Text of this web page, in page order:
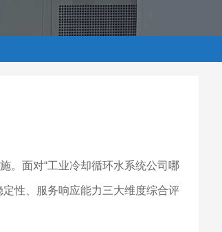
。面对“工业冷却循环水系统公司哪
性、服务响应能力三大维度综合评